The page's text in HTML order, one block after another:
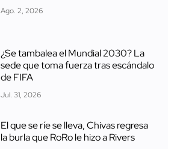
Ago. 2, 2026
¿Se tambalea el Mundial 2030? La
sede que toma fuerza tras escándalo
de FIFA
Jul. 31, 2026
El que se ríe se lleva, Chivas regresa
la burla que RoRo le hizo a Rivers